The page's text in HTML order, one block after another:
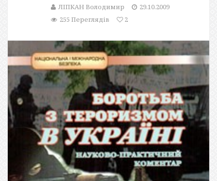
ЛІПКАН Володимир
29.10.2009
255 Переглядів
2